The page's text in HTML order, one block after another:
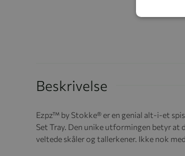
Beskrivelse
Ezpz™ by Stokke® er en genial alt-i-et
Set Tray. Den unike utformingen betyr at
veltede skåler og tallerkener. Ikke nok